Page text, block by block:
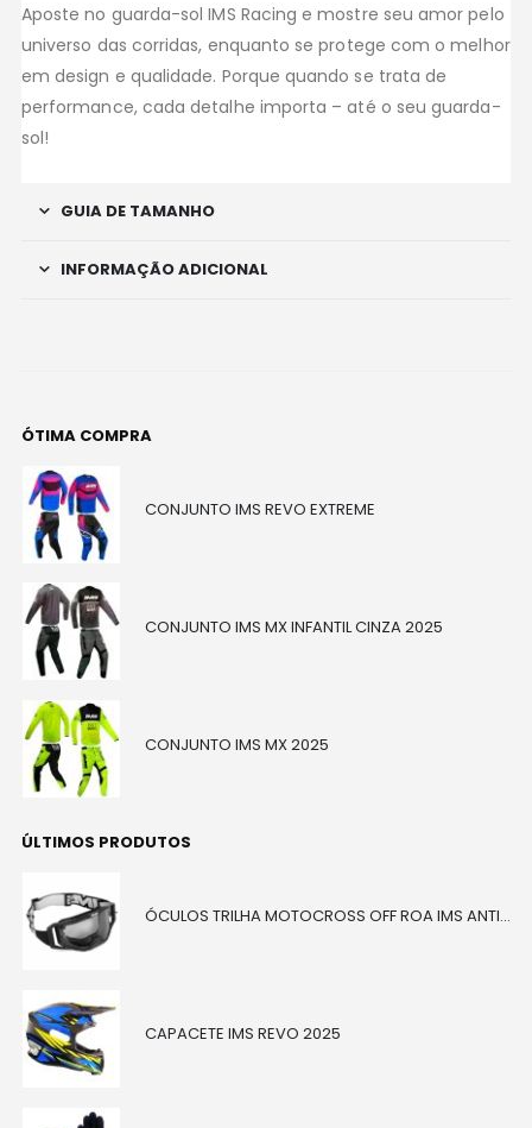
Aposte no guarda-sol IMS Racing e mostre seu amor pelo
universo das corridas, enquanto se protege com o melhor
em design e qualidade. Porque quando se trata de
performance, cada detalhe importa – até o seu guarda-
sol!
GUIA DE TAMANHO
INFORMAÇÃO ADICIONAL
ÓTIMA COMPRA
CONJUNTO IMS REVO EXTREME
CONJUNTO IMS MX INFANTIL CINZA 2025
CONJUNTO IMS MX 2025
ÚLTIMOS PRODUTOS
ÓCULOS TRILHA MOTOCROSS OFF ROA IMS ANTIEMBAÇANTE PRETO
CAPACETE IMS REVO 2025